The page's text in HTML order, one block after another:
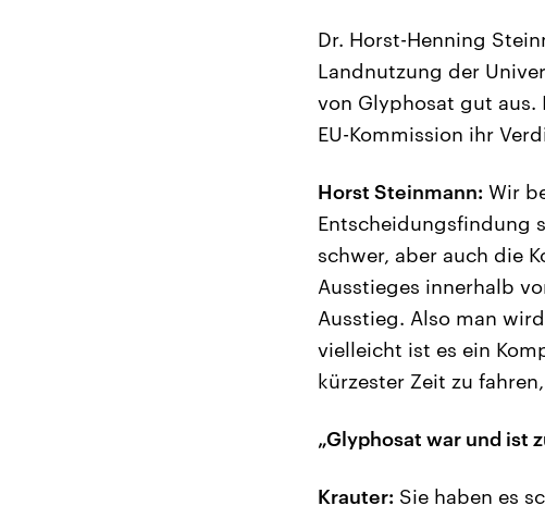
Dr. Horst-Henning
Landnutzung der
von Glyphosat gut
EU-Kommission ihr
Horst Steinmann: Wir
Entscheidungsfindung
schwer, aber auch die
Ausstieges innerhalb
Ausstieg. Also man
vielleicht ist es ein
kürzester Zeit zu
„Glyphosat war und ist
Krauter: Sie haben es